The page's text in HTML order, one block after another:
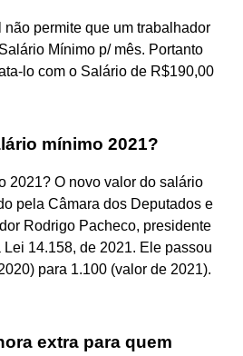
permite que um trabalhador
Mínimo p/ mês. Portanto
lo com o Salário de R$190,00
mínimo 2021?
2021? O novo valor do salário
pela Câmara dos Deputados e
Rodrigo Pacheco, presidente
14.158, de 2021. Ele passou
para 1.100 (valor de 2021).
extra para quem